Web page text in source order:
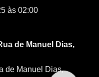
às 02:00
de Manuel Dias,
de Manuel Dias,